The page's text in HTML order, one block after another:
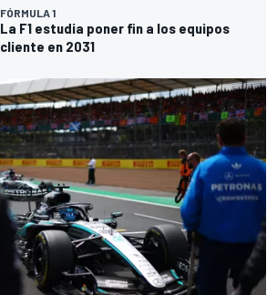
FÓRMULA 1
La F1 estudia poner fin a los equipos
cliente en 2031